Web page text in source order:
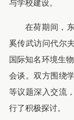
与学校建设。
在荷期间，
奚传武访问代尔
国际知名环境生
会谈。双方围绕
等议题深入交流
行了积极探讨。